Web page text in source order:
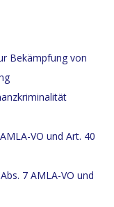
Bekämpfung von
VO und Art. 40
7 AMLA-VO und